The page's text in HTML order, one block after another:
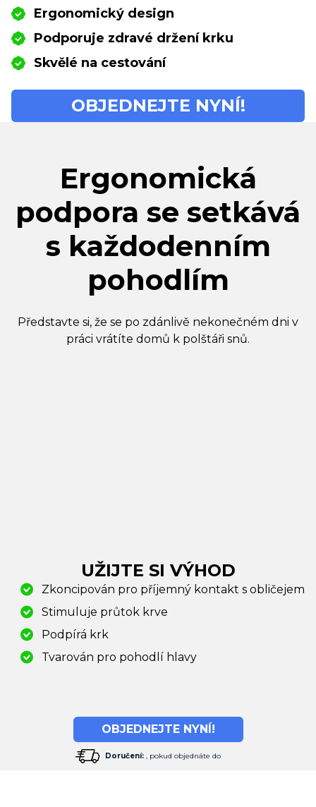
Ergonomický design
Podporuje zdravé držení krku
Skvělé na cestování
OBJEDNEJTE NYNÍ!
Ergonomická
podpora se setkává
s každodenním
pohodlím
Představte si, že se po zdánlivě nekonečném dni v
práci vrátíte domů k polštáři snů.
UŽIJTE SI VÝHOD
Zkoncipován pro příjemný kontakt s obličejem
Stimuluje průtok krve
Podpírá krk
Tvarován pro pohodlí hlavy
OBJEDNEJTE NYNÍ!
Doručení: , pokud objednáte do